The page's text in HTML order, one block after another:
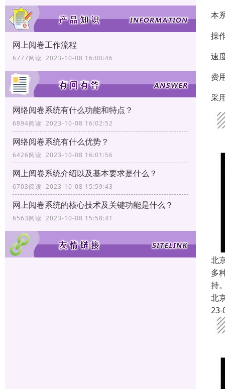
网上阅卷工作流程
6777阅读 2023-10-08 16:00:46
网络阅卷系统有什么功能和特点？
6894阅读 2023-10-08 16:02:52
网络阅卷系统有什么优势？
6426阅读 2023-10-08 16:01:56
网上阅卷系统介绍以及基本要求是什么？
6703阅读 2023-10-08 15:59:43
网上阅卷系统的核心技术及关键功能是什么？
6563阅读 2023-10-08 15:58:41
本
操
速
费
采
北
多
持
北
23-